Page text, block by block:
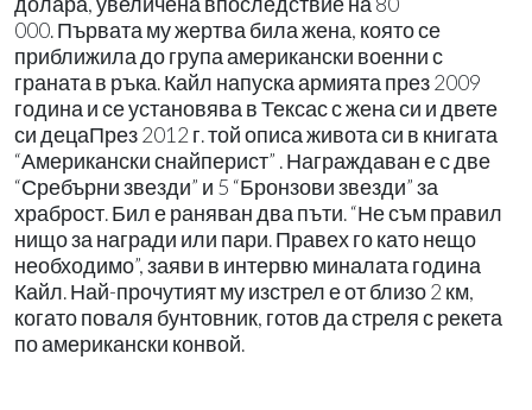
000. Първата му жертва била жена, която се
приближила до група американски военни с
граната в ръка. Кайл напуска армията през 2009
година и се установява в Тексас с жена си и двете
си децаПрез 2012 г. той описа живота си в книгата
“Американски снайперист” . Награждаван е с две
“Сребърни звезди” и 5 “Бронзови звезди” за
храброст. Бил е раняван два пъти. “Не съм правил
нищо за награди или пари. Правех го като нещо
необходимо”, заяви в интервю миналата година
Кайл. Най-прочутият му изстрел е от близо 2 км,
когато поваля бунтовник, готов да стреля с рекета
по американски конвой.